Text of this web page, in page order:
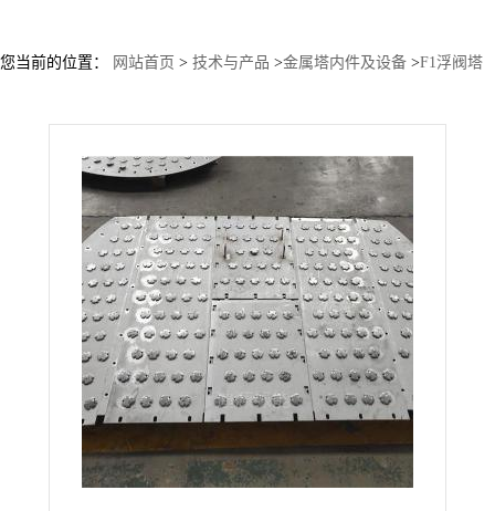
您当前的位置： 网站首页 > 技术与产品 >金属塔内件及设备 >F1浮阀塔